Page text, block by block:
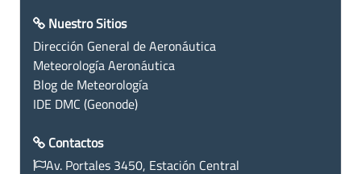
Nuestro Sitios
Dirección General de Aeronáutica
Meteorología Aeronáutica
Blog de Meteorología
IDE DMC (Geonode)
Contactos
Av. Portales 3450, Estación Central